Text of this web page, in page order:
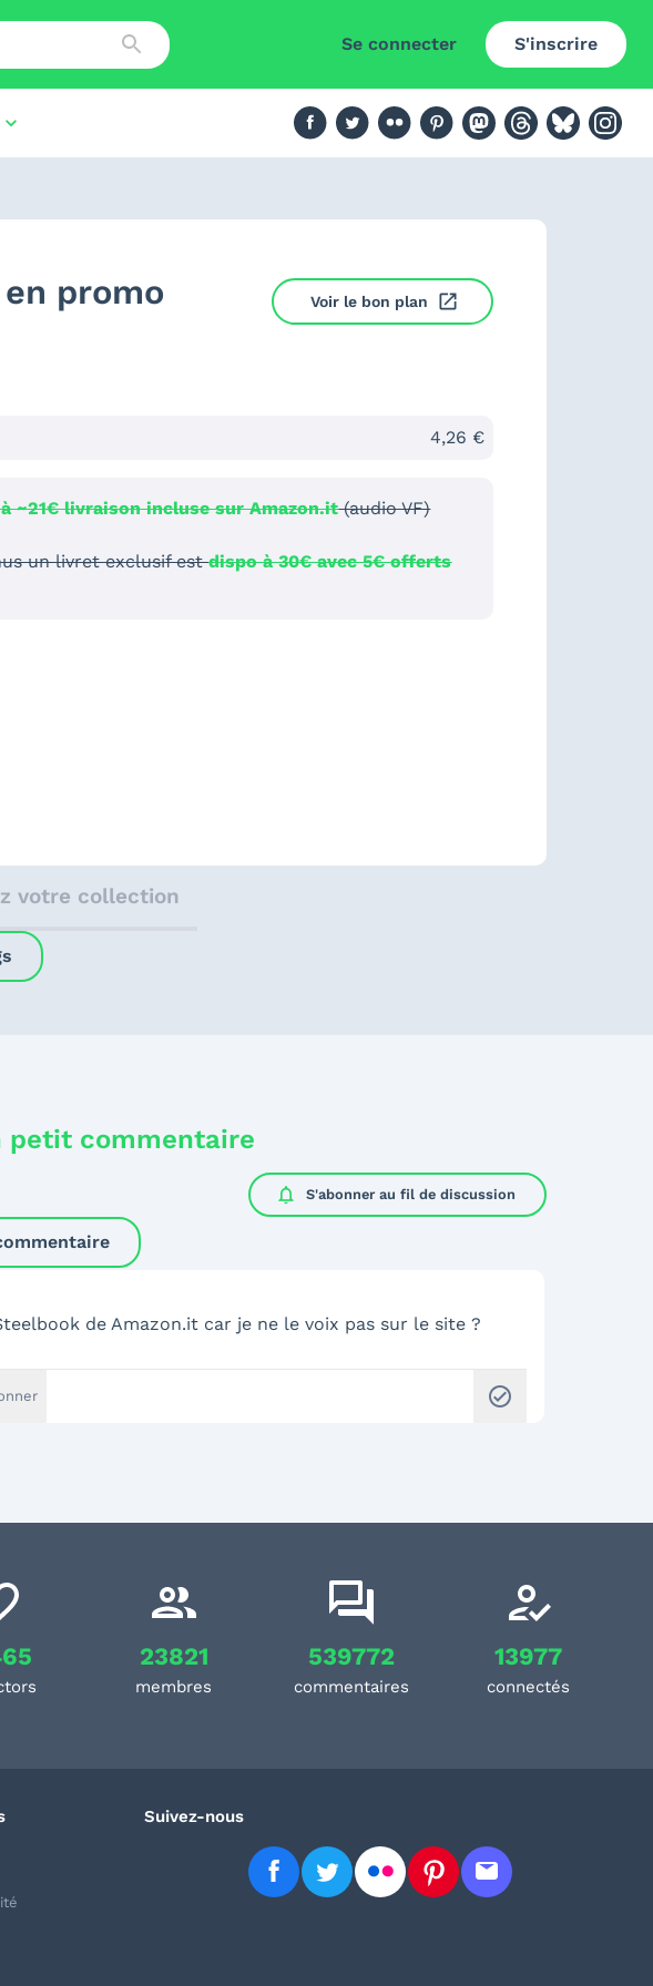
Se connecter S'inscrire
promo Voir le bon plan
4,26 €
~21€ livraison incluse sur Amazon.it(audio VF)
un livret exclusif estdispo à 30€ avec 5€ offerts
votre collection
petit commentaire
notifications S'abonner au fil de discussion
de Amazon.it car je ne le voix pas sur le site ?
check_circle
23821
membres
539772
commentaires
13977
connectés
Suivez-nous